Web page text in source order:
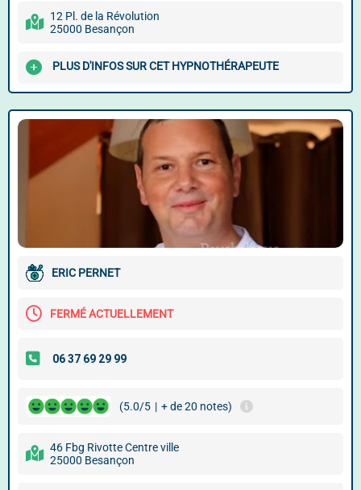
12 Pl. de la Révolution
25000 Besançon
PLUS D'INFOS SUR CET HYPNOTHÉRAPEUTE
ERIC PERNET
FERMÉ ACTUELLEMENT
(5.0/5 | + de 20 notes)
46 Fbg Rivotte Centre ville
25000 Besançon